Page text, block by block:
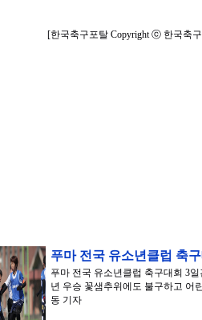
[한국축구포탈 Copyright ⓒ 한국축
푸마 전국 유소년클럽 축
푸마 전국 유소년클럽 축구대회 3
년 우승 꽃샘추위에도 불구하고 어
동 기자